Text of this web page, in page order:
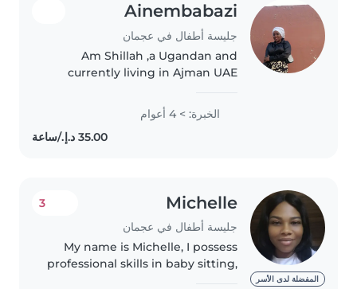
Ainembabazi
جليسة أطفال في عجمان
Am Shillah ,a Ugandan and
currently living in Ajman UAE
babysitting job with four years of
experience, i can handle babies
from newborns to any age..
الخبرة: > 4 أعوام
المفضلة لدى الأسر
Michelle
جليسة أطفال في عجمان
3
My name is Michelle, I possess
professional skills in baby sitting,